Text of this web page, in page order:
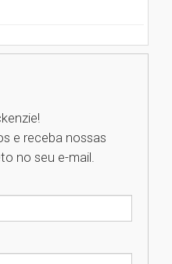
do Centro
Mackenzie
nova edição da Feira
tecnologias em
e receba nossas
no seu e-mail.